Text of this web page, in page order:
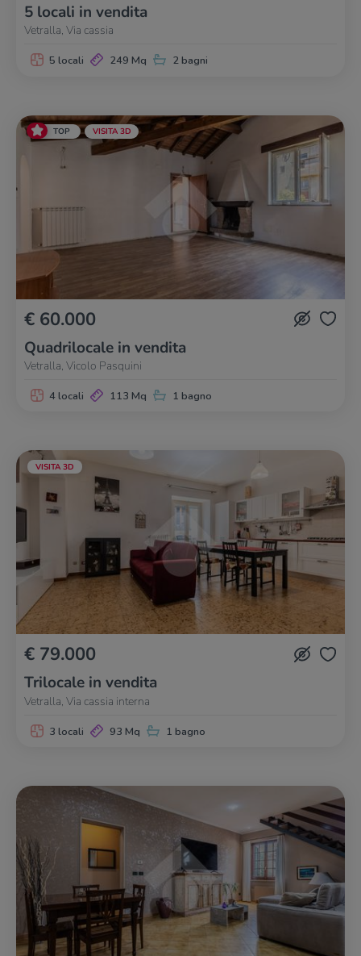
5 locali in vendita
Vetralla, Via cassia
5 locali 249 Mq 2 bagni
TOP VISITA 3D
€ 60.000
Quadrilocale in vendita
Vetralla, Vicolo Pasquini
4 locali 113 Mq 1 bagno
VISITA 3D
€ 79.000
Trilocale in vendita
Vetralla, Via cassia interna
3 locali 93 Mq 1 bagno